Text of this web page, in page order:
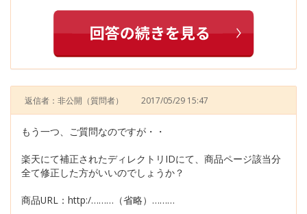
返信者：非公開 （質問者） 2017/05/29 15:47
もう一つ、ご質問なのですが・・
楽天にて補正されたディレクトリIDにて、商品ページ該当分
全て修正した方がいいのでしょうか？
商品URL：http:/………（省略）………